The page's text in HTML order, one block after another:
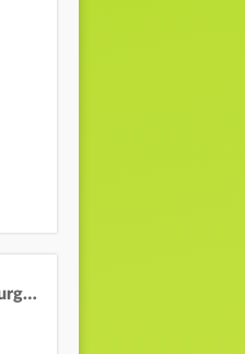
Lage in niederländischem Naturgebiet stabil